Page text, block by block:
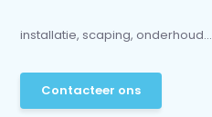
installatie, scaping, onderhoud...
Contacteer ons